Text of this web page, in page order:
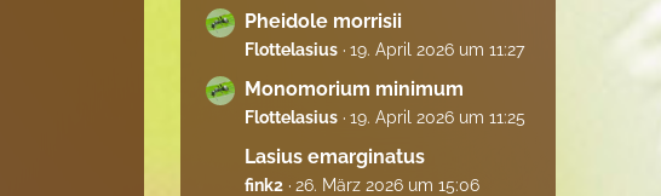
Pheidole morrisii
Flottelasius 19. April 2026 um 11:27
Monomorium minimum
Flottelasius 19. April 2026 um 11:25
Lasius emarginatus
fink2 26. März 2026 um 15:06